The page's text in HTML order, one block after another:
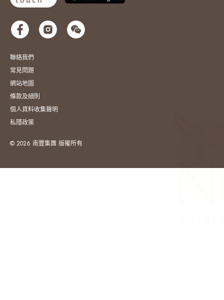
聯絡我們
常見問題
網站地圖
條款及細則
個人資料收集聲明
私隱政策
© 2026 南豐集團 版權所有